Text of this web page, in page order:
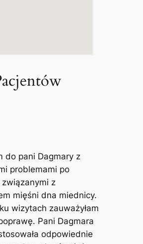
do pani Dagmary z
problemami po
z
mięśni dna miednicy.
wizytach zauważyłam
Pani Dagmara
odpowiednie